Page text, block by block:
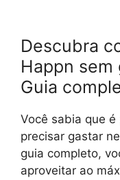
Descubra
Happn
Guia
Você sabia que
precisar gastar
guia completo,
aproveitar ao